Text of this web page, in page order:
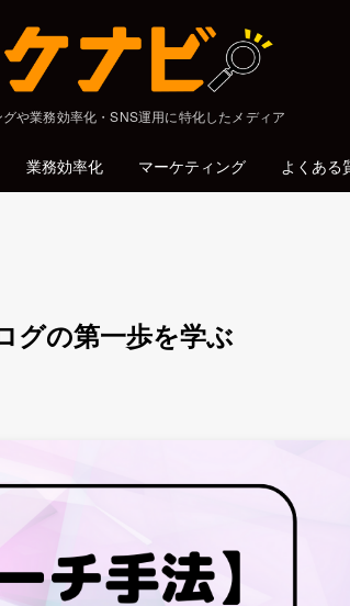
や業務効率化・SNS運用に特化したメディア
業務効率化 マーケティング よくある
グの第一歩を学ぶ